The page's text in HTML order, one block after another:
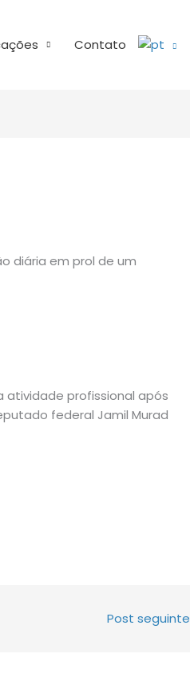
Contato
diária em prol de um
atividade profissional após
federal Jamil Murad
Post seguinte